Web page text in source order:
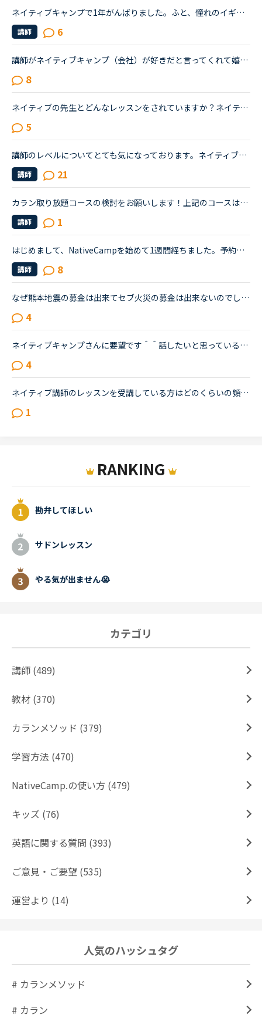
ネイティブキャンプで1年がんばりました。ふと、憧れのイギリスネイティブの先生と話す為にネイティブ受け放題オプションをつけようかと思いました。そこで試しにどれくらいの方が「今すぐレッスン」が可能か見て...
講師 6
講師がネイティブキャンプ（会社）が好きだと言ってくれて嬉しかったです。ネイティブキャンプに入会してから５ケ月の間お世話になっている大好きな講師が言うにはネイティブキャンプはこれまで働いたESL（第二言...
8
ネイティブの先生とどんなレッスンをされていますか？ネイティブキャンプ歴約2年6月のスピーキングテストレベル8、5月は5でした。カラン中断期はスピーキング・トピックトークなどをお気に入り先生(100コイン)で...
5
講師のレベルについてとても気になっております。ネイティブキャンプをはじめて3年です。文法と発音の基礎から始めてきたおかげで、段々と言いたいことを表現でき、先生の話していることもほぼ理解できるようにな...
講師 21
カラン取り放題コースの検討をお願いします！上記のコースはどう思いますか？月会費の希望など聞かせて下さい！私は朝晩2回ずつの一日4回受講したいです。でも、このペースで受講したら、1カ月で2万円を余裕で超...
講師 1
はじめまして、NativeCampを始めて1週間経ちました。予約無しでちょっとした空き時間にレッスンできるのが気に入っています。ところが、時間帯によるのでしょうか、今すぐレッスンしたいと思ってもなかなか講師が...
講師 8
なぜ熊本地震の募金は出来てセブ火災の募金は出来ないのでしょうか？以前別の方が立てたトピックで <a href="https://nativecamp.net/user/message-board/detail/842" target="_blank">https://nativecamp.net/user/message-board/detail/842</a> セブの火災について <a href="http://www.sunstar.com.ph/cebu/loca..." target="_blank">http://www.sunstar.com.ph/cebu/loca...</a>
4
ネイティブキャンプさんに要望です＾＾話したいと思っている「取り込み中」の先生や、「5分以内にレッスン可能」状態の先生が「今すぐレッスン可能」になったら、目立つカラーでの通知がポップアップされるように...
4
ネイティブ講師のレッスンを受講している方はどのくらいの頻度で受けていますか？ネイティブ講師のレッスンを受けたいのですが基本的に予約しないと受けられないですよね。予約するにはコインが必要で５００コイ...
1
RANKING
勘弁してほしい
サドンレッスン
やる気が出ません😭
カテゴリ
講師 (489)
教材 (370)
カランメソッド (379)
学習方法 (470)
NativeCamp.の使い方 (479)
キッズ (76)
英語に関する質問 (393)
ご意見・ご要望 (535)
運営より (14)
人気のハッシュタグ
# カランメソッド
# カラン